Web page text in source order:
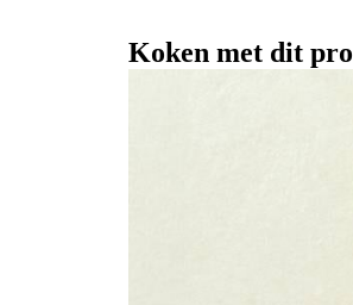
Koken met dit